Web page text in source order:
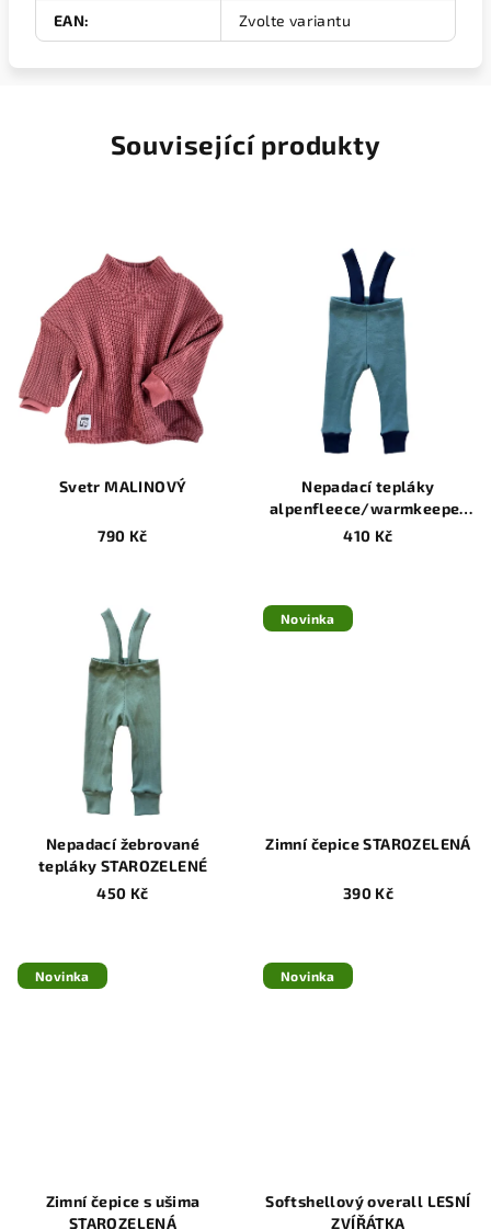
EAN: Zvolte variantu
Související produkty
Svetr MALINOVÝ
790 Kč
Nepadací tepláky
alpenfleece/warmkeeper
MODRÉ
410 Kč
Nepadací žebrované
tepláky STAROZELENÉ
450 Kč
Novinka
Zimní čepice STAROZELENÁ
390 Kč
Novinka
Zimní čepice s ušima
STAROZELENÁ
Novinka
Softshellový overall LESNÍ
ZVÍŘÁTKA